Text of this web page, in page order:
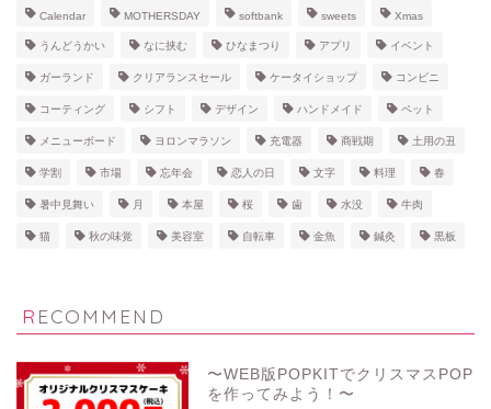
Calendar MOTHERSDAY softbank sweets Xmas
うんどうかい なに挟む ひなまつり アプリ イベント
ガーランド クリアランスセール ケータイショップ コンビニ
コーティング シフト デザイン ハンドメイド ペット
メニューボード ヨロンマラソン 充電器 商戦期 土用の丑
学割 市場 忘年会 恋人の日 文字 料理 春
暑中見舞い 月 本屋 桜 歯 水没 牛肉
猫 秋の味覚 美容室 自転車 金魚 鍼灸 黒板
RECOMMEND
〜WEB版POPKITでクリスマスPOP
を作ってみよう！〜